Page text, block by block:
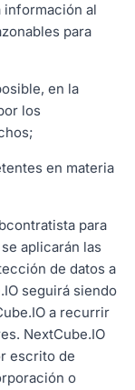
información al
para
en la
los
en materia
para
aplicarán las
de datos a
seguirá siendo
a recurrir
NextCube.IO
escrito de
o